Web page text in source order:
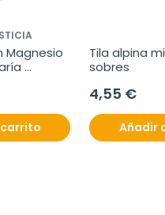
Magnesio
Tila alpina
sobres
4,55 €
Añadir